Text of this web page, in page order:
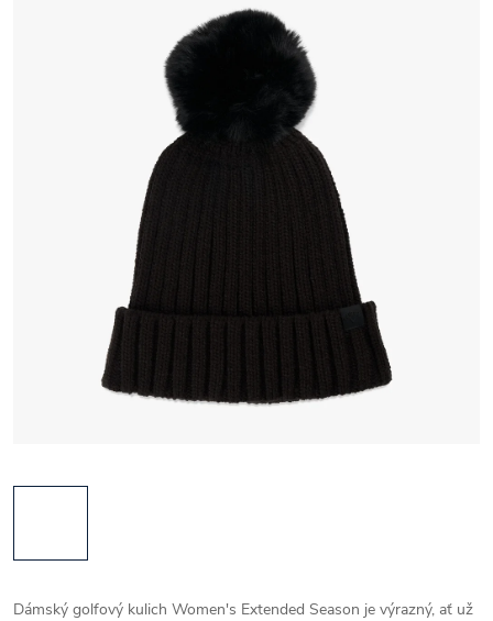
Dámský golfový kulich Women's Extended Season je výrazný, ať už